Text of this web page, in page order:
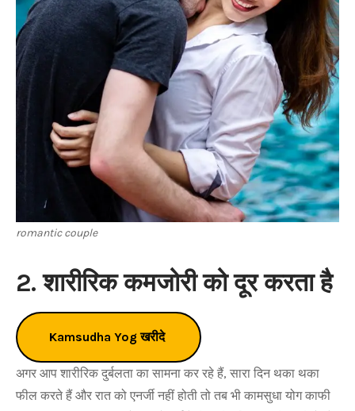
romantic couple
2. शारीरिक कमजोरी को दूर करता है
Kamsudha Yog खरीदे
अगर आप शारीरिक दुर्बलता का सामना कर रहे हैं, सारा दिन थका थका
फील करते हैं और रात को एनर्जी नहीं होती तो तब भी कामसुधा योग काफी